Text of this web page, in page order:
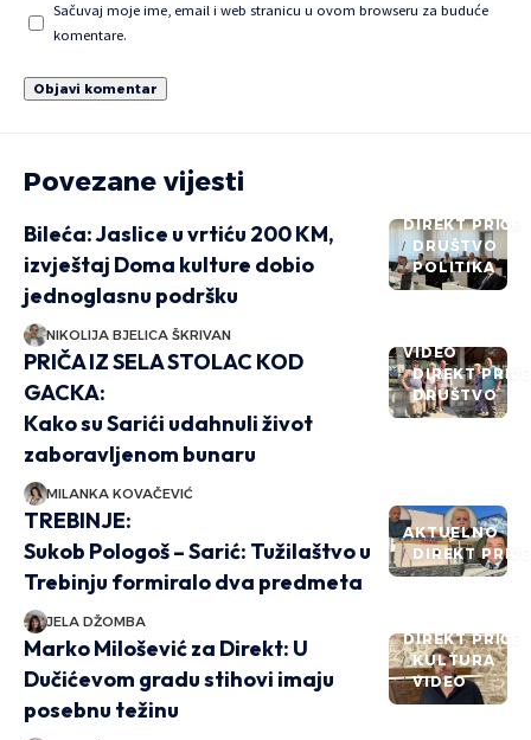
Sačuvaj moje ime, email i web stranicu u ovom browseru za buduće
komentare.
Povezane vijesti
DIREKT PRIČE
DRUŠTVO
POLITIKA
Bileća: Jaslice u vrtiću 200 KM,
izvještaj Doma kulture dobio
jednoglasnu podršku
NIKOLIJA BJELICA ŠKRIVAN
VIDEO
DIREKT PRIČE
DRUŠTVO
PRIČA IZ SELA STOLAC KOD
GACKA:
Kako su Sarići udahnuli život
zaboravljenom bunaru
MILANKA KOVAČEVIĆ
AKTUELNO
DIREKT PRIČE
TREBINJE:
Sukob Pologoš – Sarić: Tužilaštvo u
Trebinju formiralo dva predmeta
JELA DŽOMBA
DIREKT PRIČE
KULTURA
VIDEO
Marko Milošević za Direkt: U
Dučićevom gradu stihovi imaju
posebnu težinu